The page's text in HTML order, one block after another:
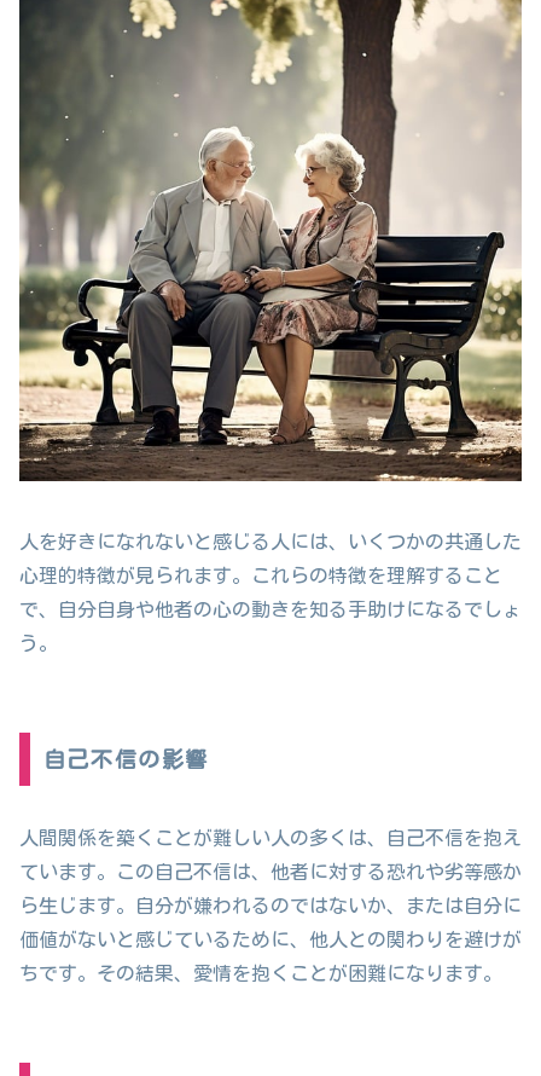
人を好きになれないと感じる人には、いくつかの共通した
心理的特徴が見られます。これらの特徴を理解すること
で、自分自身や他者の心の動きを知る手助けになるでしょ
う。
自己不信の影響
人間関係を築くことが難しい人の多くは、自己不信を抱え
ています。この自己不信は、他者に対する恐れや劣等感か
ら生じます。自分が嫌われるのではないか、または自分に
価値がないと感じているために、他人との関わりを避けが
ちです。その結果、愛情を抱くことが困難になります。